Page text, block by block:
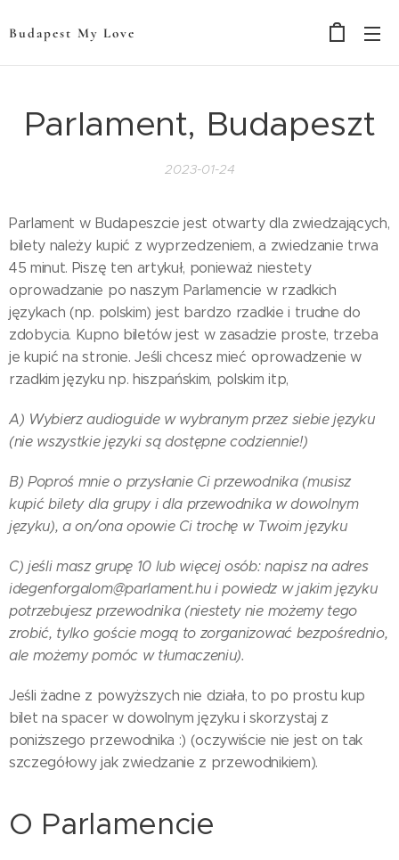
Budapest My Love
Parlament, Budapeszt
2023-01-24
Parlament w Budapeszcie jest otwarty dla zwiedzających,
bilety należy kupić z wyprzedzeniem, a zwiedzanie trwa
45 minut. Piszę ten artykuł, ponieważ niestety
oprowadzanie po naszym Parlamencie w rzadkich
językach (np. polskim) jest bardzo rzadkie i trudne do
zdobycia. Kupno biletów jest w zasadzie proste, trzeba
je kupić na stronie. Jeśli chcesz mieć oprowadzenie w
rzadkim języku np. hiszpańskim, polskim itp,
A) Wybierz audioguide w wybranym przez siebie języku
(nie wszystkie języki są dostępne codziennie!)
B) Poproś mnie o przysłanie Ci przewodnika (musisz
kupić bilety dla grupy i dla przewodnika w dowolnym
języku), a on/ona opowie Ci trochę w Twoim języku
C) jeśli masz grupę 10 lub więcej osób: napisz na adres
idegenforgalom@parlament.hu i powiedz w jakim języku
potrzebujesz przewodnika (niestety nie możemy tego
zrobić, tylko goście mogą to zorganizować bezpośrednio,
ale możemy pomóc w tłumaczeniu).
Jeśli żadne z powyższych nie działa, to po prostu kup
bilet na spacer w dowolnym języku i skorzystaj z
poniższego przewodnika :) (oczywiście nie jest on tak
szczegółowy jak zwiedzanie z przewodnikiem).
O Parlamencie